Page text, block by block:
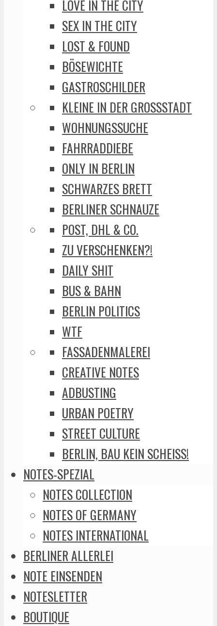
LOVE IN THE CITY
SEX IN THE CITY
LOST & FOUND
BÖSEWICHTE
GASTROSCHILDER
KLEINE IN DER GROSSSTADT
WOHNUNGSSUCHE
FAHRRADDIEBE
ONLY IN BERLIN
SCHWARZES BRETT
BERLINER SCHNAUZE
POST, DHL & CO.
ZU VERSCHENKEN?!
DAILY SHIT
BUS & BAHN
BERLIN POLITICS
WTF
FASSADENMALEREI
CREATIVE NOTES
ADBUSTING
URBAN POETRY
STREET CULTURE
BERLIN, BAU KEIN SCHEISS!
NOTES-SPEZIAL
NOTES COLLECTION
NOTES OF GERMANY
NOTES INTERNATIONAL
BERLINER ALLERLEI
NOTE EINSENDEN
NOTESLETTER
BOUTIQUE